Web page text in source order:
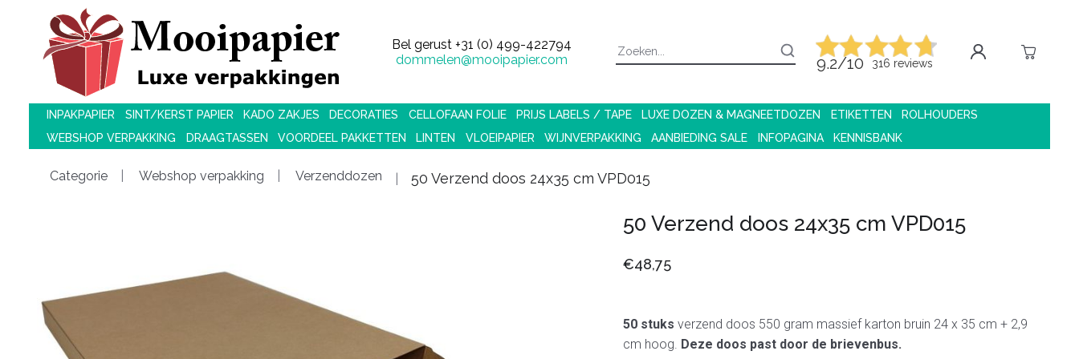
Bel gerust +31 (0) 499-422794
dommelen@mooipapier.com
9.2/10 316 reviews
INPAKPAPIER SINT/KERST PAPIER KADO ZAKJES DECORATIES CELLOFAAN FOLIE PRIJS LABELS / TAPE LUXE DOZEN & MAGNEETDOZEN ETIKETTEN
ROLHOUDERS
WEBSHOP VERPAKKING
DRAAGTASSEN VOORDEEL PAKKETTEN LINTEN VLOEIPAPIER WIJNVERPAKKING AANBIEDING SALE INFOPAGINA KENNISBANK
Categorie Webshop verpakking Verzenddozen 50 Verzend doos 24x35 cm VPD015
50 Verzend doos 24x35 cm VPD015
€48,75
50 stuks verzend doos 550 gram massief karton bruin 24 x 35 cm + 2,9
cm hoog. Deze doos past door de brievenbus.